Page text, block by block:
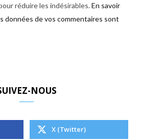
réduire les indésirables.En savoir
données de vos commentaires sont
NOUS
X (Twitter)